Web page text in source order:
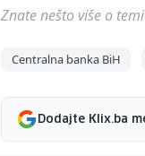
Znate nešto više o
Centralna banka BiH
Dodajte Klix.ba